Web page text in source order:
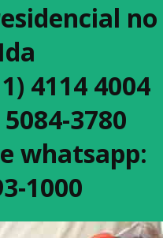
no
4114 4004
3780
whatsapp:
1000